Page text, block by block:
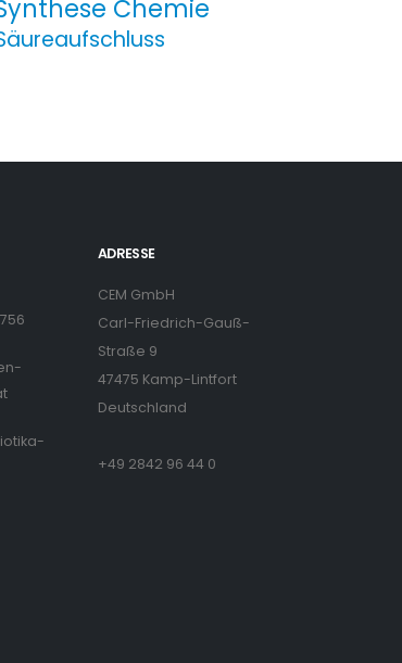
Chemie
ADRESSE
CEM GmbH
Carl-Friedrich-Gauß-
Straße 9
47475 Kamp-Lintfort
Deutschland
+49 2842 96 44 0